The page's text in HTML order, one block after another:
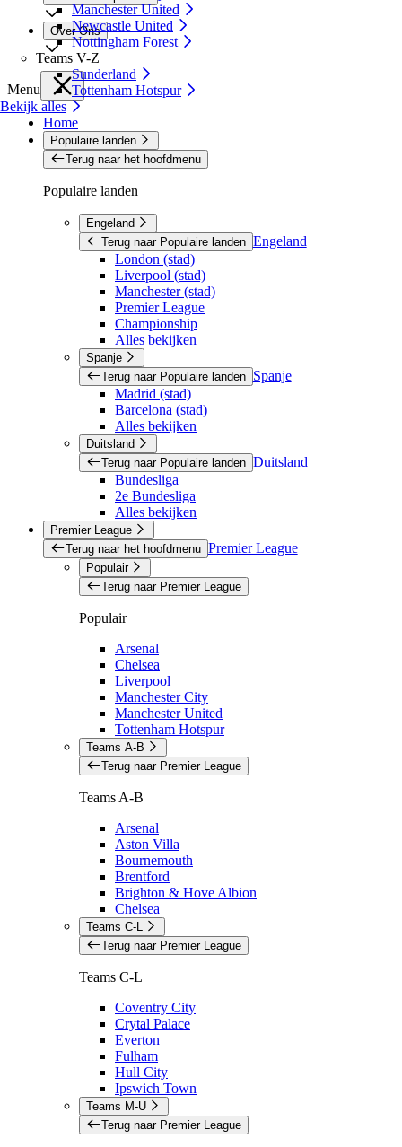
Manchester United
Newcastle United
Nottingham Forest
Teams V-Z
Sunderland
Tottenham Hotspur
Bekijk alles
Over Ons
Menu
Home
Populaire landen
Terug naar het hoofdmenu
Populaire landen
Engeland
Terug naar Populaire landen Engeland
London (stad)
Liverpool (stad)
Manchester (stad)
Premier League
Championship
Alles bekijken
Spanje
Terug naar Populaire landen
Spanje
Madrid (stad)
Barcelona (stad)
Alles bekijken
Duitsland
Terug naar Populaire landen Duitsland
Bundesliga
2e Bundesliga
Alles bekijken
Premier League
Terug naar het hoofdmenu Premier League
Populair
Terug naar Premier League
Populair
Arsenal
Chelsea
Liverpool
Manchester City
Manchester United
Tottenham Hotspur
Teams A-B
Terug naar Premier League
Teams A-B
Arsenal
Aston Villa
Bournemouth
Brentford
Brighton & Hove Albion
Chelsea
Teams C-L
Terug naar Premier League
Teams C-L
Coventry City
Crytal Palace
Everton
Fulham
Hull City
Ipswich Town
Teams M-U
Terug naar Premier League